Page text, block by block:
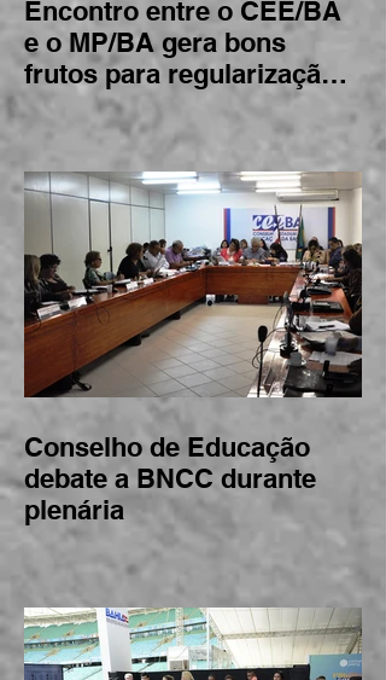
Encontro entre o CEE/BA
e o MP/BA gera bons
frutos para regularização
de instituições de ensino
Conselho de Educação
debate a BNCC durante
plenária